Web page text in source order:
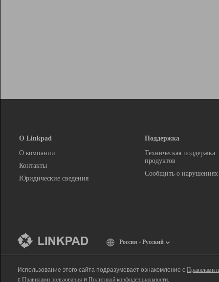
О Linkpad
О компании
Контакты
Юридические сведения
Поддержка
Техническая поддержка
продуктов
Сообщить о нарушениях
Россия - Русский
Использование этого сайта подразумевает ознакомление с Правилами
с Правилами пользования и Политикой конфиденциальности.